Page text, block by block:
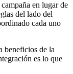
en lugar de
del lado del
cada uno
beneficios de la
es lo que